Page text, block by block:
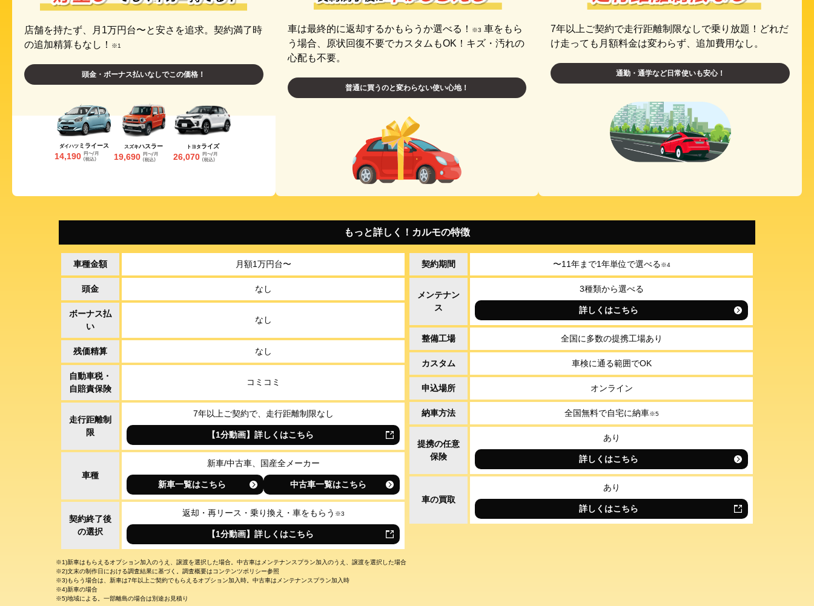
店舗を持たず、月1万円台〜と安さを追求。契約満了時
の追加精算もなし！
※1
頭金・ボーナス払いなしでこの価格！
ダイハツ ミライース
14,190
スズキハスラー
19,690
トヨタ ライズ
26,070
車は最終的に返却するかもらうか選べる！ ※3 車をもら
う場合、原状回復不要でカスタムもOK！キズ・汚れの
心配も不要。
普通に買うのと変わらない使い心地！
7年以上ご契約で走行距離制限なしで乗り放題！どれだ
け走っても月額料金は変わらず、追加費用なし。
通勤・通学など日常使いも安心！
もっと詳しく！カルモの特徴
車種金額 月額1万円台〜
頭金 なし
ボーナス払
い
なし
残価精算 なし
自動車税・
自賠責保険
コミコミ
走行距離制
限
7年以上ご契約で、走行距離制限なし
【1分動画】詳しくはこちら
車種
新車/中古車、国産全メーカー
新車一覧はこちら 中古車一覧はこちら
契約終了後
の選択
返却・再リース・乗り換え・車をもらう ※3
【1分動画】詳しくはこちら
契約期間 〜11年まで1年単位で選べる※4
メンテナン
ス
3種類から選べる
詳しくはこちら
整備工場 全国に多数の提携工場あり
カスタム 車検に通る範囲でOK
申込場所 オンライン
納車方法 全国無料で自宅に納車※5
提携の任意
保険
あり
詳しくはこちら
車の買取
あり
詳しくはこちら
※1)新車はもらえるオプション加入のうえ、譲渡を選択した場合。中古車はメンテナンスプラン加入のうえ、譲渡を選択した場合
※2)文末の制作日における調査結果に基づく。調査概要はコンテンツポリシー参照
※3)もらう場合は、新車は7年以上ご契約でもらえるオプション加入時。中古車はメンテナンスプラン加入時
※4)新車の場合
※5)地域による。一部離島の場合は別途お見積り